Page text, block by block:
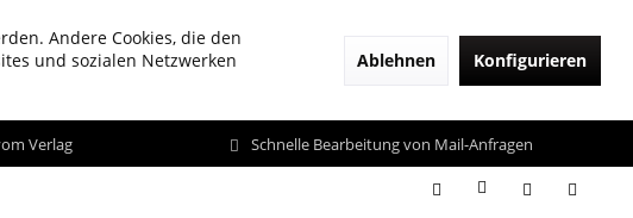
Andere Cookies, die den
und sozialen Netzwerken
Ablehnen Konfigurieren
Verlag Schnelle Bearbeitung von Mail-Anfragen